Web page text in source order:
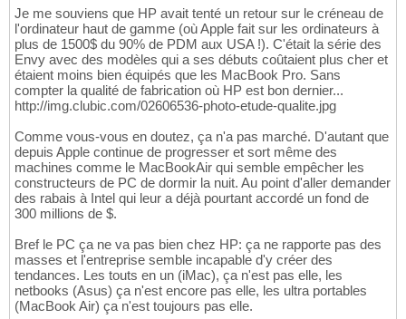
Je me souviens que HP avait tenté un retour sur le créneau de
l'ordinateur haut de gamme (où Apple fait sur les ordinateurs à
plus de 1500$ du 90% de PDM aux USA !). C'était la série des
Envy avec des modèles qui a ses débuts coûtaient plus cher et
étaient moins bien équipés que les MacBook Pro. Sans
compter la qualité de fabrication où HP est bon dernier...
http://img.clubic.com/02606536-photo-etude-qualite.jpg
Comme vous-vous en doutez, ça n'a pas marché. D'autant que
depuis Apple continue de progresser et sort même des
machines comme le MacBookAir qui semble empêcher les
constructeurs de PC de dormir la nuit. Au point d'aller demander
des rabais à Intel qui leur a déjà pourtant accordé un fond de
300 millions de $.
Bref le PC ça ne va pas bien chez HP: ça ne rapporte pas des
masses et l'entreprise semble incapable d'y créer des
tendances. Les touts en un (iMac), ça n'est pas elle, les
netbooks (Asus) ça n'est encore pas elle, les ultra portables
(MacBook Air) ça n'est toujours pas elle.